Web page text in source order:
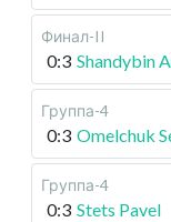
Финал-II
0:3 Shandybin
Группа-4
0:3 Omelchuk
Группа-4
0:3 Stets Pavel